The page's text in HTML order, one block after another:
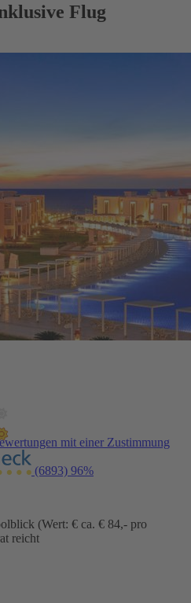
Flug
mit einer Zustimmung
(6893) 96%
(Wert: € ca. € 84,- pro
reicht